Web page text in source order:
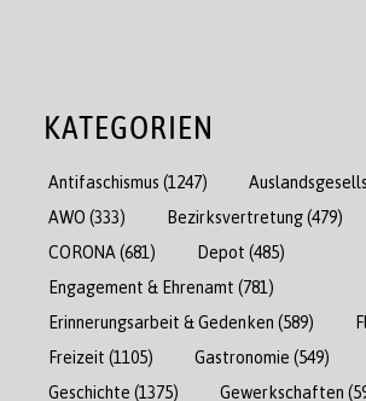
KATEGORIEN
Antifaschismus (1247)
AWO (333) Bezirksvertretung(479)
CORONA(681) Depot (485)
Engagement & Ehrenamt (781)
Erinnerungsarbeit & Gedenken (589)
Freizeit (1105) Gastronomie (549)
Geschichte (1375) Gewerkschaften